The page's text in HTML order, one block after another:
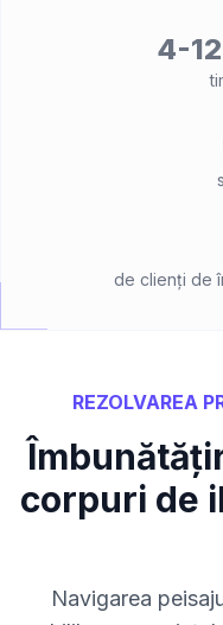
4-
de clienți de
REZOLVAREA
corpuri de
Navigarea